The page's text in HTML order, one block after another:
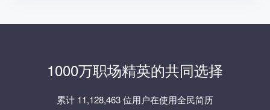
1000万职场精英的共同选择
累计 11,128,463 位用户在使用全民简历